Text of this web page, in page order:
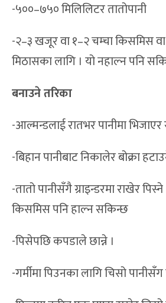
-५००–७५० मिलिलिटर तातोपानी
-२–३ खजूर वा १–२ चम्चा किसमिस
मिठासका लागि । यो नहाल्न पनि
बनाउने तरिका
-आल्मन्डलाई रातभर पानीमा भिजाएर
-बिहान पानीबाट निकालेर बोक्रा
-तातो पानीसँगै ग्राइन्डरमा राखेर
किसमिस पनि हाल्न सकिन्छ
-पिसेपछि कपडाले छान्ने ।
-गर्मीमा पिउनका लागि चिसो